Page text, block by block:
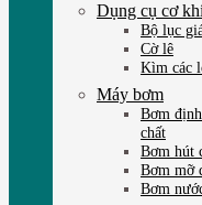
Dụng cụ cơ
Bộ lục
Cờ lê
Kìm các
Máy bơm
Bơm
chất
Bơm hút
Bơm mỡ
Bơm